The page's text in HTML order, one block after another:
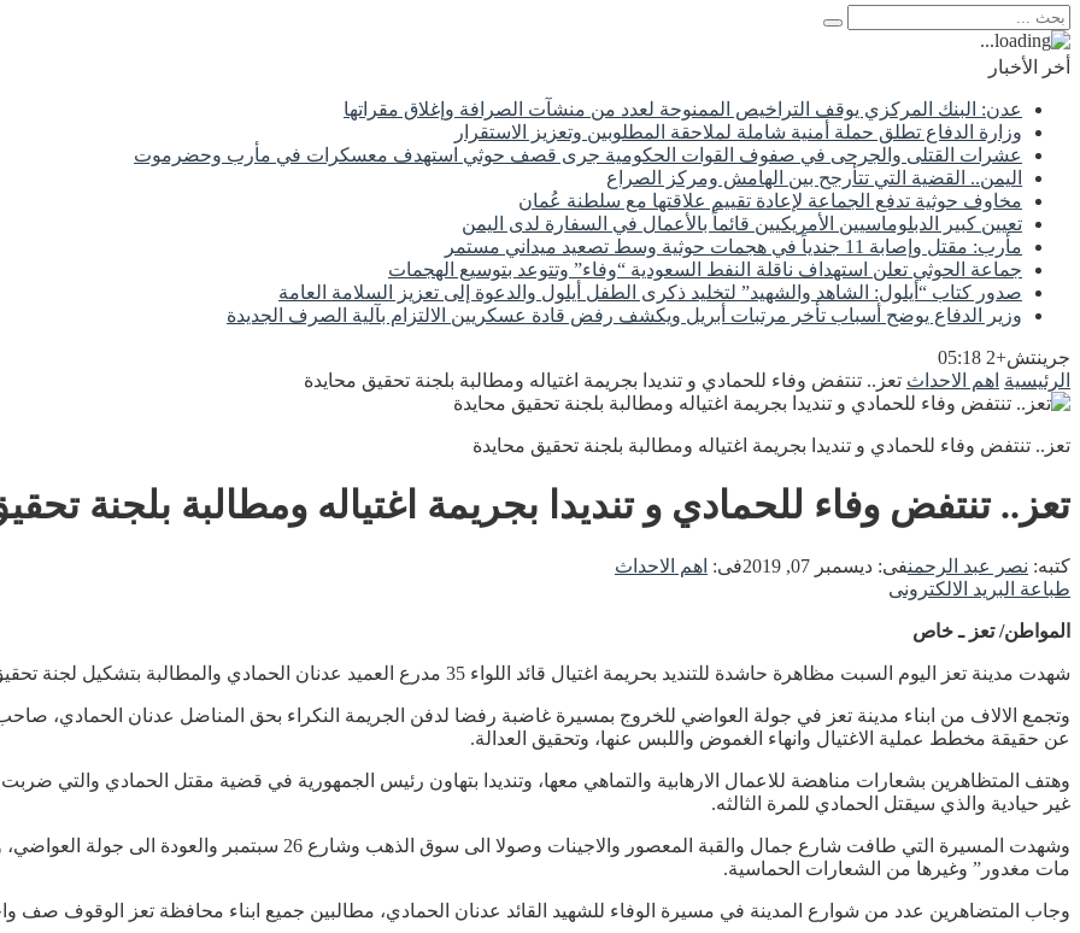
أخر الأخبار
عدن: البنك المركزي يوقف التراخيص الممنوحة لعدد من منشآت الصرافة وإغلاق مقراتها
وزارة الدفاع تطلق حملة أمنية شاملة لملاحقة المطلوبين وتعزيز الاستقرار
عشرات القتلى والجرحى في صفوف القوات الحكومية جرى قصف حوثي استهدف معسكرات في مأرب وحضرموت
اليمن.. القضية التي تتأرجح بين الهامش ومركز الصراع
مخاوف حوثية تدفع الجماعة لإعادة تقييم علاقتها مع سلطنة عُمان
تعيين كبير الدبلوماسيين الأمريكيين قائماً بالأعمال في السفارة لدى اليمن
مأرب: مقتل وإصابة 11 جندياً في هجمات حوثية وسط تصعيد ميداني مستمر
جماعة الحوثي تعلن استهداف ناقلة النفط السعودية “وفاء” وتتوعد بتوسيع الهجمات
صدور كتاب “أيلول: الشاهد والشهيد” لتخليد ذكرى الطفل أيلول والدعوة إلى تعزيز السلامة العامة
وزير الدفاع يوضح أسباب تأخر مرتبات أبريل ويكشف رفض قادة عسكريين الالتزام بآلية الصرف الجديدة
جرينتش+2 05:18
الرئيسية اهم الاحداث تعز.. تنتفض وفاء للحمادي و تنديدا بجريمة اغتياله ومطالبة بلجنة تحقيق محايدة
تعز.. تنتفض وفاء للحمادي و تنديدا بجريمة اغتياله ومطالبة بلجنة تحقيق محايدة
تعز.. تنتفض وفاء للحمادي و تنديدا بجريمة اغتياله ومطالبة بلجنة
كتبه: نصر عبد الرحمنفى: ديسمبر 07, 2019 فى: اهم الاحداث
طباعة البريد الالكترونى
المواطن/ تعز ـ خاص
شهدت مدينة تعز اليوم السبت مظاهرة حاشدة للتنديد بحريمة اغتيال قائد اللواء 35 مدرع العميد عدنان الحمادي والمطالبة بتشكيل لجنة تحقيق نزيهة ومحايدة.
وتجمع الالاف من ابناء مدينة تعز في جولة العواضي للخروج بمسيرة غاضبة رفضا لدفن الجريمة النكراء بحق المناضل عدنان الحمادي،
عن حقيقة مخطط عملية الاغتيال وانهاء الغموض واللبس عنها، وتحقيق العدالة.
وهتف المتظاهرين بشعارات مناهضة للاعمال الارهابية والتماهي معها، وتنديدا بتهاون رئيس الجمهورية في قضية مقتل الحمادي
غير حيادية والذي سيقتل الحمادي للمرة الثالثه.
وشهدت المسيرة التي طافت شارع جمال والقبة المعصور والاجينات
مات مغدور” وغيرها من الشعارات الحماسية.
وجاب المتضاهرين عدد من شوارع المدينة في مسيرة الوفاء للشهيد القائد عدنان الحمادي، مطالبين جميع ابناء محافظة تعز الوقوف صف